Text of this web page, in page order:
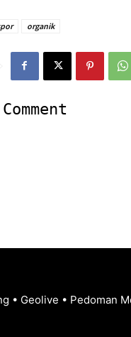
organik
• Geolive • Pedoman